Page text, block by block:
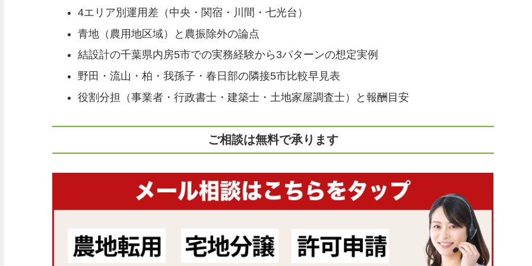
4エリア別運用差（中央・関宿・川間・七光台）
青地（農用地区域）と農振除外の論点
結設計の千葉県内房5市での実務経験から3パターンの想定実例
野田・流山・柏・我孫子・春日部の隣接5市比較早見表
役割分担（事業者・行政書士・建築士・土地家屋調査士）と報酬目安
ご相談は無料で承ります